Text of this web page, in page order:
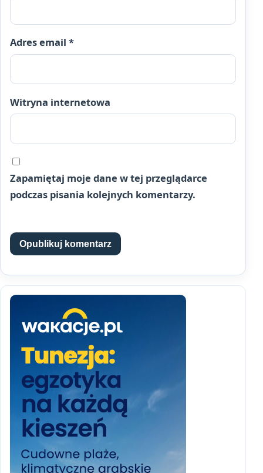
Adres email *
Witryna internetowa
Zapamiętaj moje dane w tej przeglądarce
podczas pisania kolejnych komentarzy.